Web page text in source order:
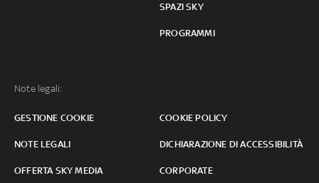
SPAZI SKY
PROGRAMMI
Note legali:
GESTIONE COOKIE COOKIE POLICY
NOTE LEGALI DICHIARAZIONE DI ACCESSIBILITÀ
OFFERTA SKY MEDIA CORPORATE